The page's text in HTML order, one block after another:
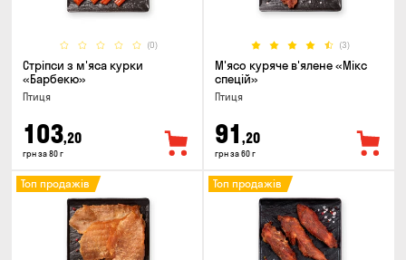
(0)
Стріпси з м'яса курки
«Барбекю»
Птиця
103,20
грн за 80 г
(3)
М'ясо куряче в'ялене «Мікс
спецій»
Птиця
91 ,20
грн за 60 г
Топ продажів Топ продажів